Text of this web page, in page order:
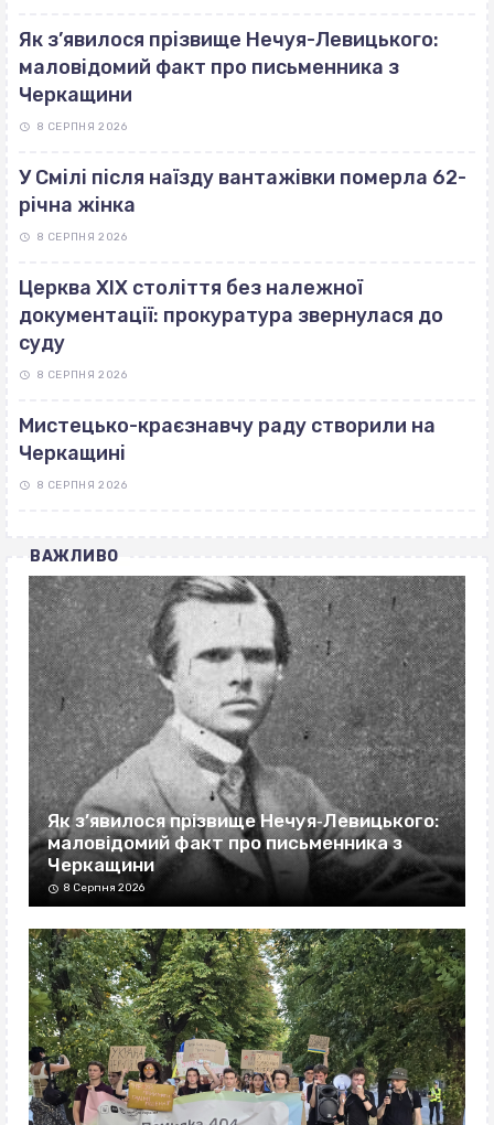
Як з’явилося прізвище Нечуя-Левицького:
маловідомий факт про письменника з
Черкащини
8 СЕРПНЯ 2026
У Смілі після наїзду вантажівки померла 62-
річна жінка
8 СЕРПНЯ 2026
Церква ХІХ століття без належної
документації: прокуратура звернулася до
суду
8 СЕРПНЯ 2026
Мистецько-краєзнавчу раду створили на
Черкащині
8 СЕРПНЯ 2026
ВАЖЛИВО
Як з’явилося прізвище Нечуя‐Левицького:
маловідомий факт про письменника з
Черкащини
8 Серпня 2026